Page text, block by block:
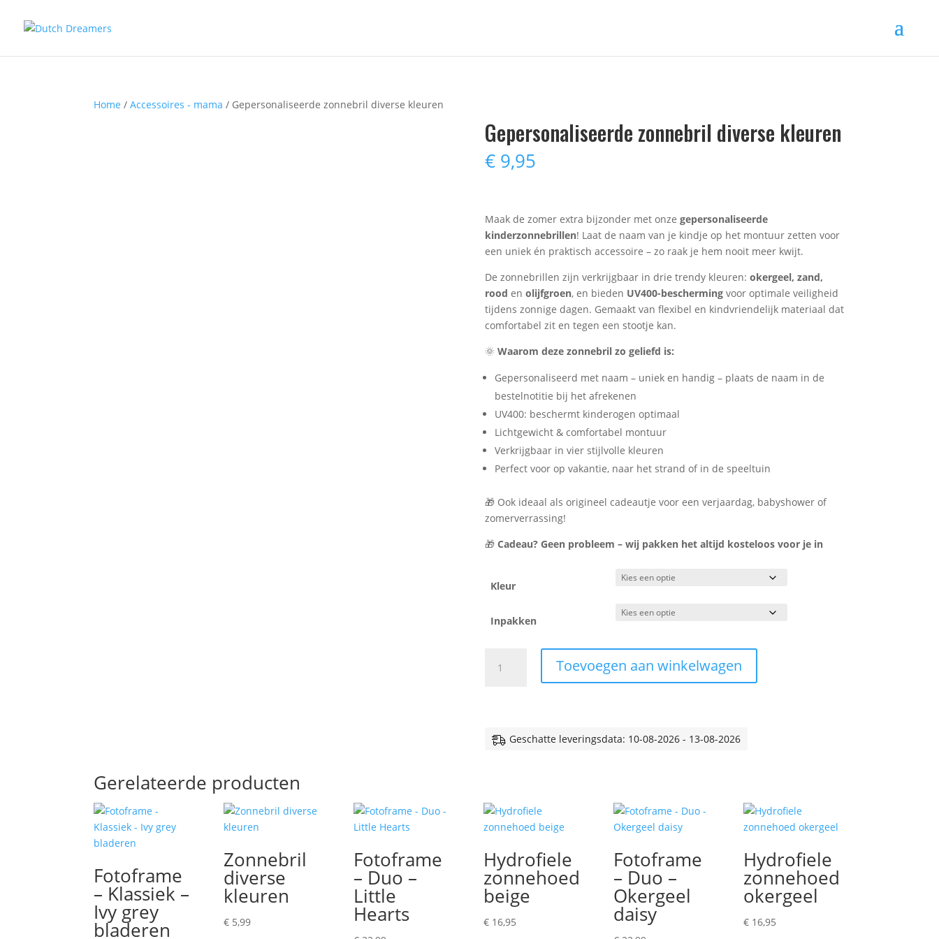
Home /Accessoires - mama / Gepersonaliseerde zonnebril diverse kleuren
Gepersonaliseerde zonnebril diverse kleuren
€9,95
Maak de zomer extra bijzonder met onze gepersonaliseerde
kinderzonnebrillen! Laat de naam van je kindje op het montuur zetten voor
een uniek én praktisch accessoire – zo raak je hem nooit meer kwijt.
De zonnebrillen zijn verkrijgbaar in drie trendy kleuren: okergeel, zand,
rood en olijfgroen, en bieden UV400-beschermingvoor optimale veiligheid
tijdens zonnige dagen. Gemaakt van flexibel en kindvriendelijk materiaal dat
comfortabel zit en tegen een stootje kan.
🌞 Waarom deze zonnebril zo geliefd is:
Gepersonaliseerd met naam – uniek en handig – plaats de naam in de
bestelnotitie bij het afrekenen
UV400: beschermt kinderogen optimaal
Lichtgewicht & comfortabel montuur
Verkrijgbaar in vier stijlvolle kleuren
Perfect voor op vakantie, naar het strand of in de speeltuin
🎁 Ook ideaal als origineel cadeautje voor een verjaardag, babyshower of
zomerverrassing!
🎁 Cadeau? Geen probleem – wij pakken het altijd kosteloos voor je in
Kleur
Inpakken
zonnebril
Toevoegen aan winkelwagen
Geschatte leveringsdata: 10-08-2026 - 13-08-2026
Gerelateerde producten
Fotoframe
– Klassiek –
Ivy grey
bladeren
Zonnebril
diverse
kleuren
€ 5,99
Fotoframe
– Duo –
Little
Hearts
Hydrofiele
zonnehoed
beige
€ 16,95
Fotoframe
– Duo –
Okergeel
daisy
Hydrofiele
zonnehoed
okergeel
€ 16,95